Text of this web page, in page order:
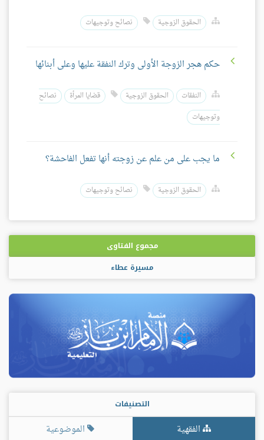
الحقوق الزوجية نصائح وتوجيهات
حكم هجر الزوجة الأولى وترك النفقة عليها وعلى أبنائها
النفقات الحقوق الزوجية قضايا المرأة
نصائح
وتوجيهات
ما يجب على من علم عن زوجته أنها تفعل الفاحشة؟
الحقوق الزوجية نصائح وتوجيهات
مجموع الفتاوى
مسيرة عطاء
التصنيفات
الفقهية
الموضوعية